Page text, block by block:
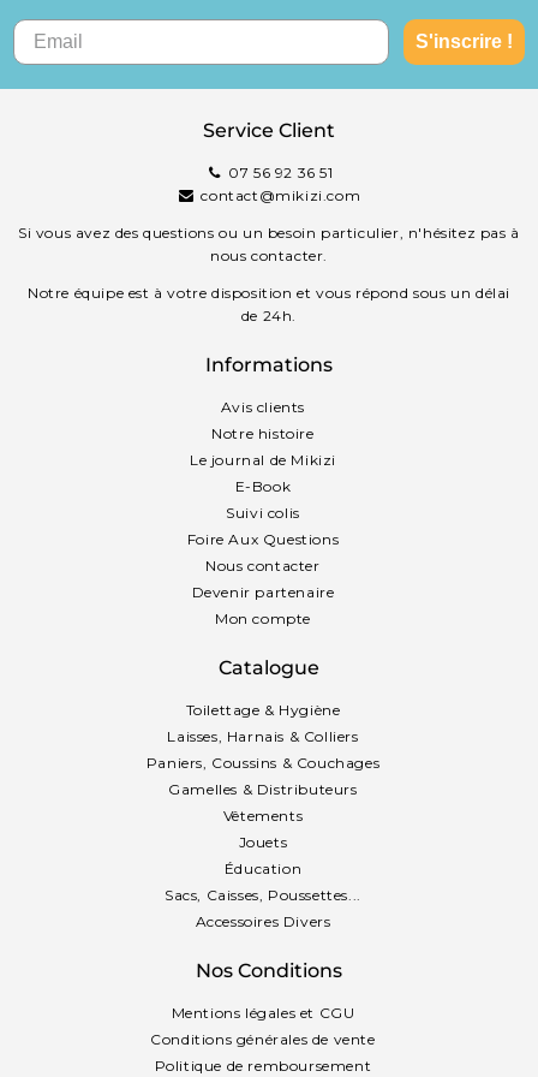
S'inscrire !
Service Client
07 56 92 36 51
contact@mikizi.com
Si vous avez des questions ou un besoin particulier, n'hésitez pas à
nous contacter.
Notre équipe est à votre disposition et vous répond sous un délai
de 24h.
Informations
Avis clients
Notre histoire
Le journal de Mikizi
E-Book
Suivi colis
Foire Aux Questions
Nous contacter
Devenir partenaire
Mon compte
Catalogue
Toilettage & Hygiène
Laisses, Harnais & Colliers
Paniers, Coussins & Couchages
Gamelles & Distributeurs
Vêtements
Jouets
Éducation
Sacs, Caisses, Poussettes...
Accessoires Divers
Nos Conditions
Mentions légales et CGU
Conditions générales de vente
Politique de remboursement